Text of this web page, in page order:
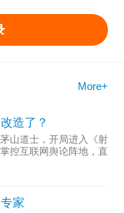
More+
造了？
山道士，开局进入《射
控互联网舆论阵地，直
家